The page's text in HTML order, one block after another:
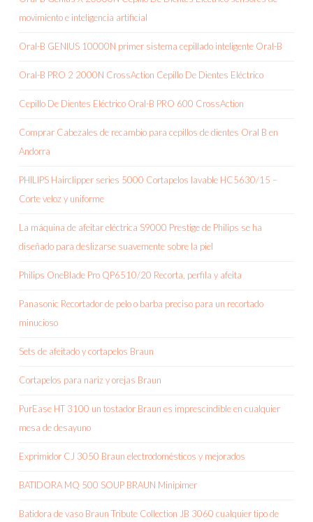
movimiento e inteligencia artificial
Oral-B GENIUS 10000N primer sistema cepillado inteligente Oral-B
Oral-B PRO 2 2000N CrossAction Cepillo De Dientes Eléctrico
Cepillo De Dientes Eléctrico Oral-B PRO 600 CrossAction
Comprar Cabezales de recambio para cepillos de dientes Oral B en
Andorra
PHILIPS Hairclipper series 5000 Cortapelos lavable HC5630/15 –
Corte veloz y uniforme
La máquina de afeitar eléctrica S9000 Prestige de Philips se ha
diseñado para deslizarse suavemente sobre la piel
Philips OneBlade Pro QP6510/20 Recorta, perfila y afeita
Panasonic Recortador de pelo o barba preciso para un recortado
minucioso
Sets de afeitado y cortapelos Braun
Cortapelos para nariz y orejas Braun
PurEase HT 3100 un tostador Braun es imprescindible en cualquier
mesa de desayuno
Exprimidor CJ 3050 Braun electrodomésticos y mejorados
BATIDORA MQ 500 SOUP BRAUN Minipimer
Batidora de vaso Braun Tribute Collection JB 3060 cualquier tipo de